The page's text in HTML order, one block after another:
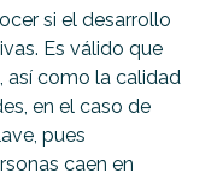
si el desarrollo
Es válido que
así como la calidad
en el caso de
pues
caen en